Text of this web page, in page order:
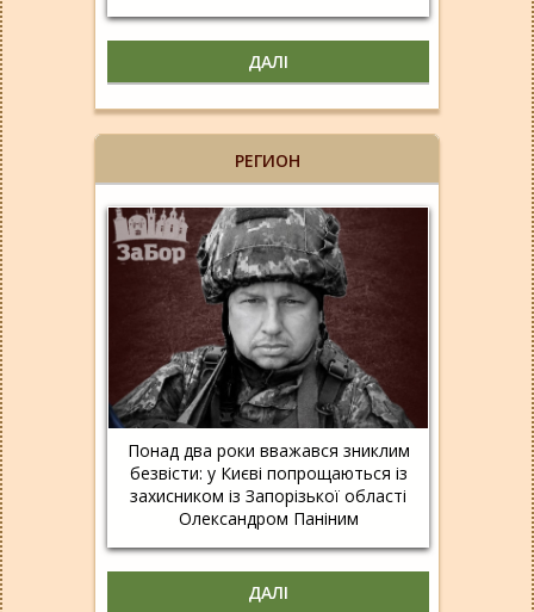
ДАЛІ
РЕГИОН
Понад два роки вважався зниклим
безвісти: у Києві попрощаються із
захисником із Запорізької області
Олександром Паніним
ДАЛІ